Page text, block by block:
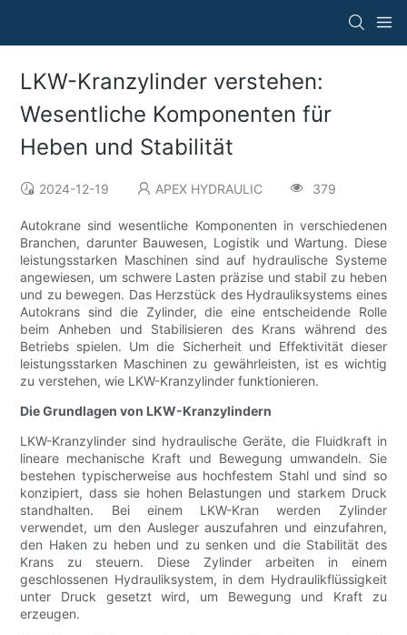
LKW-Kranzylinder verstehen:
Wesentliche Komponenten für
Heben und Stabilität
2024-12-19 APEX HYDRAULIC 379
Autokrane sind wesentliche Komponenten in verschiedenen
Branchen, darunter Bauwesen, Logistik und Wartung. Diese
leistungsstarken Maschinen sind auf hydraulische Systeme
angewiesen, um schwere Lasten präzise und stabil zu heben
und zu bewegen. Das Herzstück des Hydrauliksystems eines
Autokrans sind die Zylinder, die eine entscheidende Rolle
beim Anheben und Stabilisieren des Krans während des
Betriebs spielen. Um die Sicherheit und Effektivität dieser
leistungsstarken Maschinen zu gewährleisten, ist es wichtig
zu verstehen, wie LKW-Kranzylinder funktionieren.
Die Grundlagen von LKW-Kranzylindern
LKW-Kranzylinder sind hydraulische Geräte, die Fluidkraft in
lineare mechanische Kraft und Bewegung umwandeln. Sie
bestehen typischerweise aus hochfestem Stahl und sind so
konzipiert, dass sie hohen Belastungen und starkem Druck
standhalten. Bei einem LKW-Kran werden Zylinder
verwendet, um den Ausleger auszufahren und einzufahren,
den Haken zu heben und zu senken und die Stabilität des
Krans zu steuern. Diese Zylinder arbeiten in einem
geschlossenen Hydrauliksystem, in dem Hydraulikflüssigkeit
unter Druck gesetzt wird, um Bewegung und Kraft zu
erzeugen.